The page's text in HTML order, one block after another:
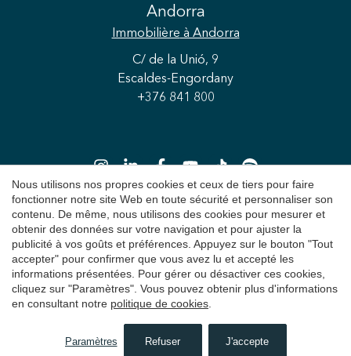
Andorra
Immobilière à Andorra
C/ de la Unió, 9
Escaldes-Engordany
+376 841 800
Copyright 2026 © Durán Carasso
Avis juridique
Politique de Confidentialité
Nous utilisons nos propres cookies et ceux de tiers pour faire
fonctionner notre site Web en toute sécurité et personnaliser son
contenu. De même, nous utilisons des cookies pour mesurer et
obtenir des données sur votre navigation et pour ajuster la
publicité à vos goûts et préférences. Appuyez sur le bouton "Tout
accepter" pour confirmer que vous avez lu et accepté les
informations présentées. Pour gérer ou désactiver ces cookies,
cliquez sur "Paramètres". Vous pouvez obtenir plus d'informations
en consultant notre politique de cookies.
Paramètres Refuser J'accepte
Enregistrer les paramètres Tout accepter